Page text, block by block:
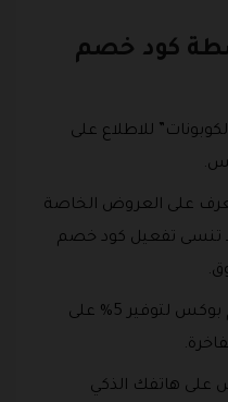
كود خصم
للاطلاع على
على العروض الخاصة
تنسى تفعيل كود خصم
استخدم كود الخصم من هوم بوكس لتوفير 5% على
على هاتفك الذكي